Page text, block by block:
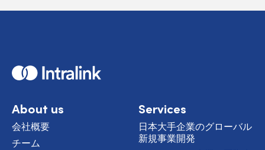
H
o
About us
会社概要
チーム
Services
日本大手企業のグローバル
新規事業開発